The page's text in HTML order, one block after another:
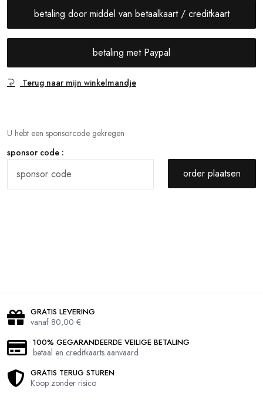
betaling door middel van betaalkaart / creditkaart
betaling met Paypal
Terug naar mijn winkelmandje
U hebt een sponsorcode gekregen
sponsor code :
order plaatsen
GRATIS LEVERING
vanaf 80,00 €
100% GEGARANDEERDE VEILIGE BETALING
betaal en creditkaarts aanvaard
GRATIS TERUG STUREN
Koop zonder risico